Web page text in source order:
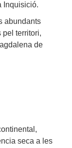
Inquisició.
abundants
pel territori,
de
seca a les